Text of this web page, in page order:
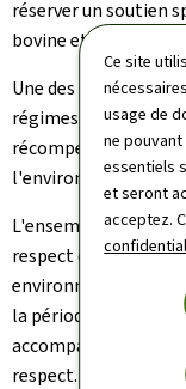
Ce site
usage de
ne
essentiels
et seront
acceptez.
réserver un soutien
bovine et le secteur
Une des grandes
régimes
récompenser des
l'environnement.
L'ensemble des
respect d'un
environnementales
la période actuelle
accompagnées par
respect. Le